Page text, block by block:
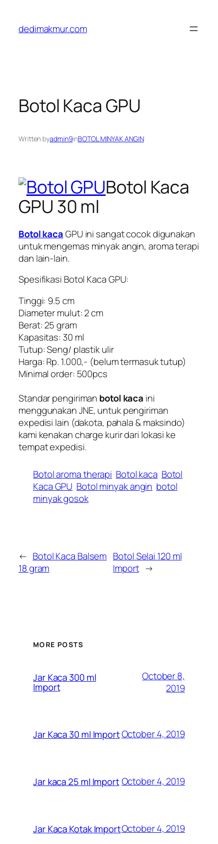
content
dedimakmur.com
Botol Kaca GPU
Written byadmin9inBOTOL MINYAK ANGIN
Botol Kaca
GPU 30 ml
Botol kacaGPU ini sangat cocok digunakan
untuk mengemas minyak angin, aroma terapi
dan lain-lain.
Spesifikasi Botol KacaGPU:
Tinggi: 9.5 cm
Diameter mulut: 2 cm
Berat: 25 gram
Kapasitas: 30 ml
Tutup: Seng/ plastik ulir
Harga: Rp. 1.000,- (belum termasuk tutup)
Minimal order: 500pcs
Standar pengiriman botol kaca ini
menggunakan JNE, untuk pengiriman
expedisi lain (dakota, pahala & maksindo)
kami kenakan charge kurir dari lokasi ke
tempat expedisi.
Botol aroma therapi Botol kaca Botol
Kaca GPU Botol minyak angin botol
minyak gosok
← Botol Kaca Balsem
18 gram
Botol Selai 120 ml
Import →
MORE POSTS
Jar Kaca 300 ml
Import
October 8,
2019
Jar Kaca 30 ml ImportOctober 4, 2019
Jar kaca 25 ml ImportOctober 4, 2019
Jar Kaca Kotak ImportOctober 4, 2019